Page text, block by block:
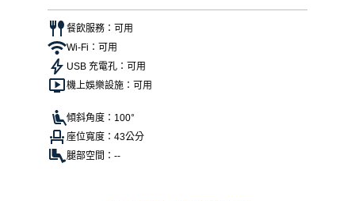
餐飲服務：可用
Wi-Fi：可用
USB 充電孔：可用
機上娛樂設施：可用
傾斜角度：100°
座位寬度：43公分
腿部空間：--